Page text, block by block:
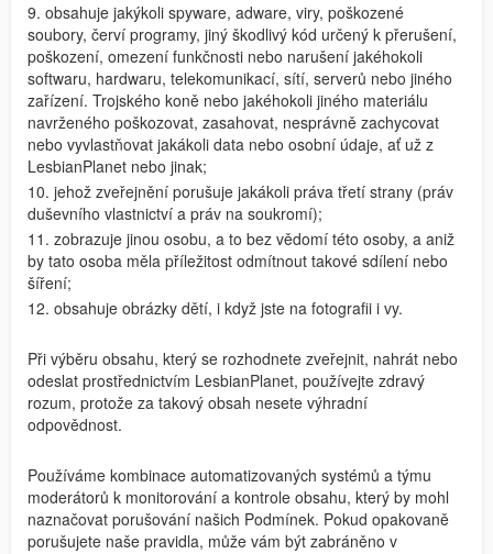
9. obsahuje jakýkoli spyware, adware, viry, poškozené
soubory, červí programy, jiný škodlivý kód určený k přerušení,
poškození, omezení funkčnosti nebo narušení jakéhokoli
softwaru, hardwaru, telekomunikací, sítí, serverů nebo jiného
zařízení. Trojského koně nebo jakéhokoli jiného materiálu
navrženého poškozovat, zasahovat, nesprávně zachycovat
nebo vyvlastňovat jakákoli data nebo osobní údaje, ať už z
LesbianPlanet nebo jinak;
10. jehož zveřejnění porušuje jakákoli práva třetí strany (práv
duševního vlastnictví a práv na soukromí);
11. zobrazuje jinou osobu, a to bez vědomí této osoby, a aniž
by tato osoba měla příležitost odmítnout takové sdílení nebo
šíření;
12. obsahuje obrázky dětí, i když jste na fotografii i vy.
Při výběru obsahu, který se rozhodnete zveřejnit, nahrát nebo
odeslat prostřednictvím LesbianPlanet, používejte zdravý
rozum, protože za takový obsah nesete výhradní
odpovědnost.
Používáme kombinace automatizovaných systémů a týmu
moderátorů k monitorování a kontrole obsahu, který by mohl
naznačovat porušování našich Podmínek. Pokud opakovaně
porušujete naše pravidla, může vám být zabráněno v